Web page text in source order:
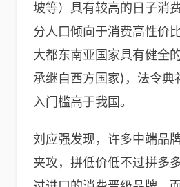
坡等）具有较高的日子消
分人口倾向于消费高性价
大都东南亚国家具有健全
承继自西方国家)，法令典
入门槛高于我国。
刘应强发现，许多中端品
夹攻，拼低价低不过拼多